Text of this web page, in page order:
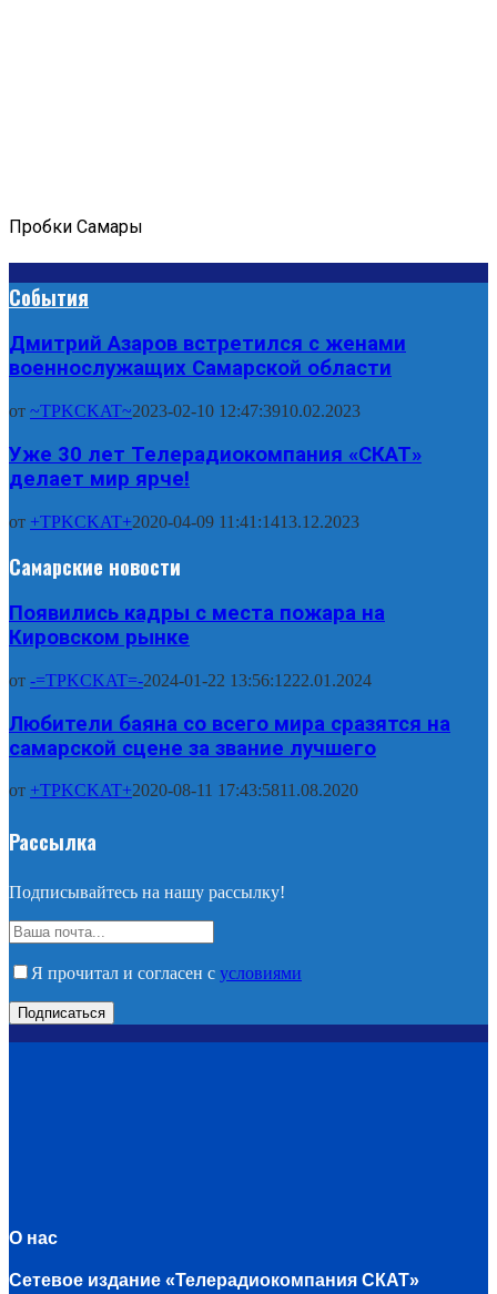
Пробки Самары
События
Дмитрий Азаров встретился с женами
военнослужащих Самарской области
от ~TPKCKAT~2023-02-10 12:47:3910.02.2023
Уже 30 лет Телерадиокомпания «СКАТ»
делает мир ярче!
от +TPKCKAT+2020-04-09 11:41:1413.12.2023
Самарские новости
Появились кадры с места пожара на
Кировском рынке
от -=TPKCKAT=-2024-01-22 13:56:1222.01.2024
Любители баяна со всего мира сразятся на
самарской сцене за звание лучшего
от +TPKCKAT+2020-08-11 17:43:5811.08.2020
Рассылка
Подписывайтесь на нашу рассылку!
Я прочитал и согласен с условиями
О нас
Сетевое издание «Телерадиокомпания СКАТ»